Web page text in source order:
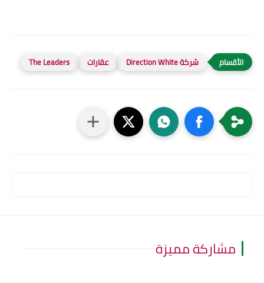
شركة Direction White عقارات The Leaders
مشاركة مميزة